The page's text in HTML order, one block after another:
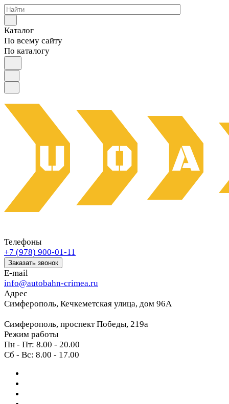
Каталог
По всему сайту
По каталогу
Телефоны
+7 (978) 900-01-11
Заказать звонок
E-mail
info@autobahn-crimea.ru
Адрес
Симферополь, Кечкеметская улица, дом 96А
Симферополь, проспект Победы, 219а
Режим работы
Пн - Пт: 8.00 - 20.00
Сб - Вс: 8.00 - 17.00